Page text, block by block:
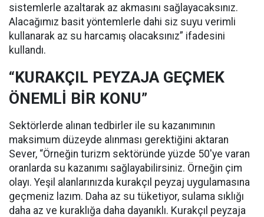
sistemlerle azaltarak az akmasını sağlayacaksınız.
Alacağımız basit yöntemlerle dahi siz suyu verimli
kullanarak az su harcamış olacaksınız” ifadesini
kullandı.
“KURAKÇIL PEYZAJA GEÇMEK
ÖNEMLİ BİR KONU”
Sektörlerde alınan tedbirler ile su kazanımının
maksimum düzeyde alınması gerektiğini aktaran
Sever, “Örneğin turizm sektöründe yüzde 50'ye varan
oranlarda su kazanımı sağlayabilirsiniz. Örneğin çim
olayı. Yeşil alanlarınızda kurakçıl peyzaj uygulamasına
geçmeniz lazım. Daha az su tüketiyor, sulama sıklığı
daha az ve kuraklığa daha dayanıklı. Kurakçıl peyzaja